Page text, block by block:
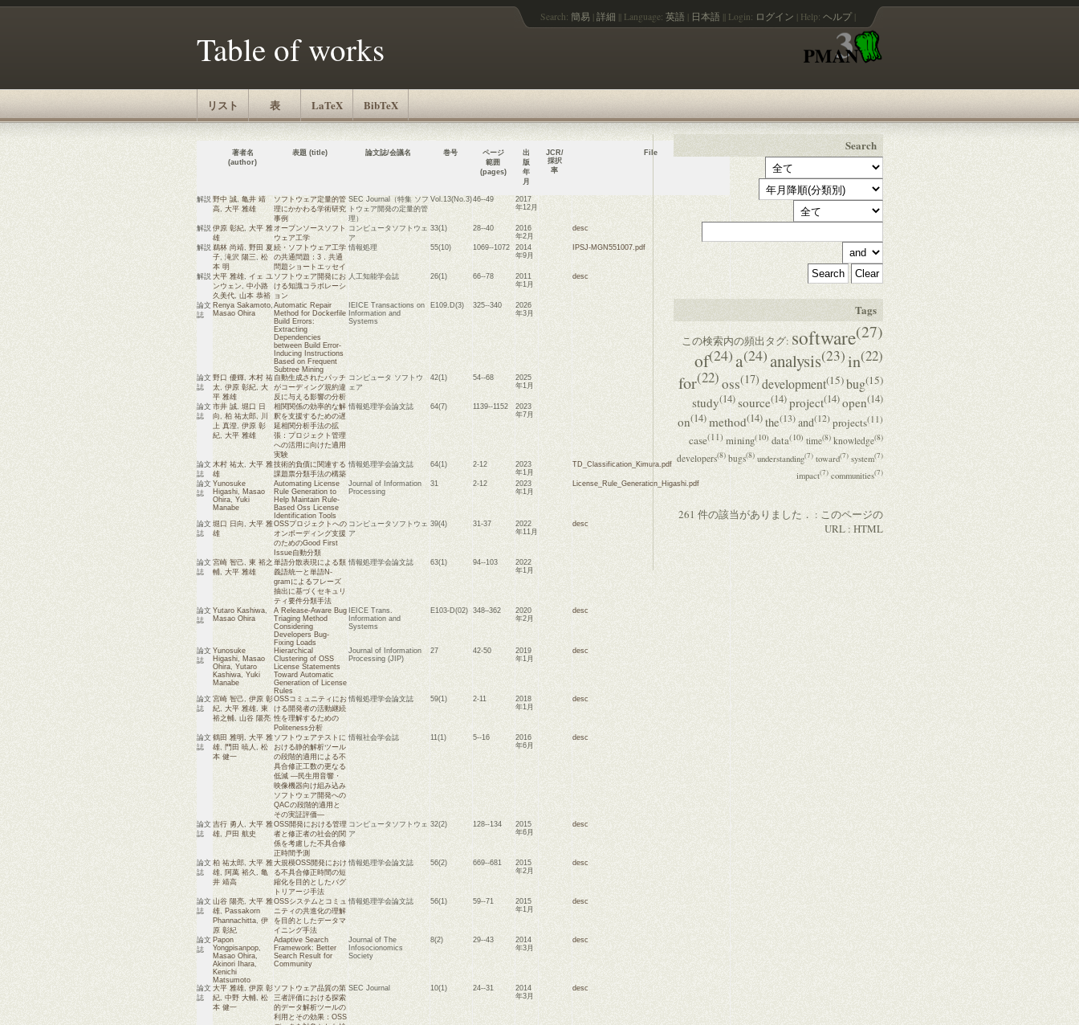
Search: 簡易 | 詳細 || Language: 英語 | 日本語 || Login: ログイン | Help: ヘルプ |
Table of works
リスト 表 LaTeX BibTeX
著者名
(author)
表題 (title) 論文誌/会議名 巻号
ページ
範囲
(pages)
出
版
年
月
JCR/
採択
率
File
解説 野中 誠, 亀井 靖
高, 大平 雅雄
ソフトウェア定量的管
理にかかわる学術研究
事例
SEC Journal（特集 ソフ
トウェア開発の定量的管
理）
Vol.13(No.3)46--49
2017
年12月
解説 伊原 彰紀
大平 雅
雄
オープンソースソフト
ウェア工学
コンピュータソフトウェ
ア
33(1) 28--40
2016
年2月
desc
解説 鵜林 尚靖, 野田 夏
子, 滝沢 陽三
松
本 明
続・ソフトウェア工学
の共通問題：3．共通
問題ショートエッセイ
情報処理 55(10) 1069--1072
2014
年9月
IPSJ-MGN551007.pdf
解説 大平 雅雄,
イェ ユ
ンウェン, 中小路
久美代, 山本 恭裕
ソフトウェア開発にお
ける知識コラボレーシ
ョン
人工知能学会誌 26(1) 66--78
2011
年1月
desc
論文
誌
Renya Sakamoto,
Masao Ohira
Automatic Repair
Method for Dockerfile
Build Errors:
Extracting
Dependencies
between Build Error-
Inducing Instructions
Based on Frequent
Subtree Mining
IEICE Transactions on
Information and
Systems
E109.D(3) 325--340
2026
年3月
論文
誌
野口 優輝,
木村 祐
太, 伊原 彰紀
大
平 雅雄
自動生成されたパッチ
がコーディング規約違
反に与える影響の分析
コンピュータ ソフトウ
ェア
42(1) 54--68
2025
年1月
論文
誌
市井 誠, 堀口 日
向
柏 祐太郎,
上 真澄, 伊原 彰
紀
大平 雅雄
相関関係の効率的な解
釈を支援するための遅
延相関分析手法の拡
張：プロジェクト管理
への活用に向けた適用
実験
情報処理学会論文誌 64(7) 1139--1152
2023
年7月
論文
誌
木村 祐太, 大平 雅
雄
技術的負債に関連する
課題票分類手法の構築
情報処理学会論文誌 64(1) 2-12
2023
年1月
TD_Classification_Kimura.pdf
論文
誌
Yunosuke
Higashi,
Masao
Ohira, Yuki
Manabe
Automating License
Rule Generation to
Help Maintain Rule-
Based Oss License
Identification Tools
Journal of Information
Processing
31 2-12
2023
年1月
License_Rule_Generation_Higashi.pdf
論文
誌
堀口 日向
大平 雅
雄
OSSプロジェクトへの
オンボーディング支援
のためのGood First
Issue自動分類
コンピュータソフトウェ
ア
39(4) 31-37
2022
年11月
desc
論文
誌
宮崎 智己
東 裕之
輔, 大平 雅雄
単語分散表現による類
義語統一と単語N-
gramによるフレーズ
抽出に基づくセキュリ
ティ要件分類手法
情報処理学会論文誌 63(1) 94--103
2022
年1月
論文
誌
Yutaro Kashiwa,
Masao Ohira
A Release-Aware Bug
Triaging Method
Considering
Developers Bug-
Fixing Loads
IEICE Trans.
Information and
Systems
E103-D(02) 348–362
2020
年2月
desc
論文
誌
Yunosuke
Higashi,
Masao
Ohira, Yutaro
Kashiwa, Yuki
Manabe
Hierarchical
Clustering of OSS
License Statements
Toward Automatic
Generation of License
Rules
Journal of Information
Processing (JIP)
27 42-50
2019
年1月
desc
論文
誌
宮崎 智己
伊原 彰
紀
大平 雅雄, 東
裕之輔, 山谷 陽亮
OSSコミュニティにお
ける開発者の活動継続
性を理解するための
Politeness分析
情報処理学会論文誌 59(1) 2-11
2018
年1月
desc
論文
誌
鶴田 雅明
大平 雅
雄, 門田 暁人
松
本 健一
ソフトウェアテストに
おける静的解析ツール
の段階的適用による不
具合修正工数の更なる
低減 ―民生用音響・
映像機器向け組み込み
ソフトウェア開発への
QACの段階的適用と
その実証評価―
情報社会学会誌 11(1) 5--16
2016
年6月
desc
論文
誌
吉行 勇人
大平 雅
雄, 戸田 航史
OSS開発における管理
者と修正者の社会的関
係を考慮した不具合修
正時間予測
コンピュータソフトウェ
ア
32(2) 128--134
2015
年6月
desc
論文
誌
柏 祐太郎, 大平 雅
雄, 阿萬 裕久
亀
井 靖高
大規模OSS開発におけ
る不具合修正時間の短
縮化を目的としたバグ
トリアージ手法
情報処理学会論文誌 56(2) 669--681
2015
年2月
desc
論文
誌
山谷 陽亮, 大平 雅
雄,
Passakorn
Phannachitta, 伊
原 彰紀
OSSシステムとコミュ
ニティの共進化の理解
を目的としたデータマ
イニング手法
情報処理学会論文誌 56(1) 59--71
2015
年1月
desc
論文
誌
Papon
Yongpisanpop,
Masao Ohira,
Akinori Ihara,
Kenichi
Matsumoto
Adaptive Search
Framework: Better
Search Result for
Community
Journal of The
Infosocionomics
Society
8(2) 29--43
2014
年3月
desc
論文
誌
大平 雅雄, 伊原 彰
紀
中野 大輔, 松
本 健一
ソフトウェア品質の第
三者評価における探索
的データ解析ツールの
利用とその効果：OSS
SEC Journal 10(1) 24--31
2014
年3月
desc
Search
Tags
この検索内の頻出タグ: software(27)
of(24)a(24)analysis(23)in(22)
for(22)oss(17) development(15)bug(15)
study(14) source(14) project(14) open(14)
on(14) method(14) the(13) and(12) projects(11)
case(11) mining(10) data(10) time(8) knowledge(8)
developers(8) bugs(8) understanding(7) toward(7) system(7)
impact(7) communities(7)
261 件の該当がありました． : このページの
URL: HTML